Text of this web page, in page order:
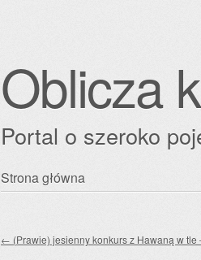
Oblicza
Portal o szeroko
Przejdź
Strona główna
← (Prawie) jesienny konkurs z Hawaną w tle